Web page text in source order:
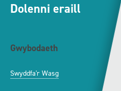
Dolenni eraill
Gwybodaeth
Swyddfa'r Wasg